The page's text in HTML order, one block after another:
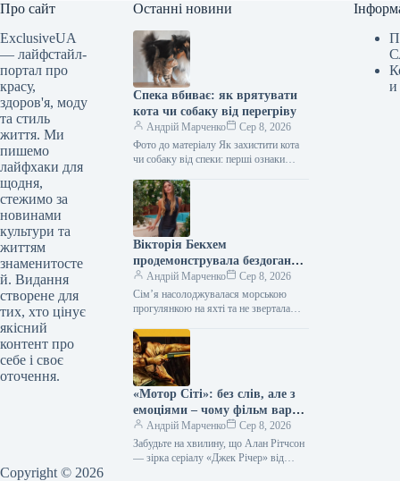
Про сайт
ExclusiveUA
— лайфстайл-
портал про
красу,
здоров'я, моду
та стиль
життя. Ми
пишемо
лайфхаки для
щодня,
стежимо за
новинами
культури та
життям
знаменитосте
й. Видання
створене для
тих, хто цінує
якісний
контент про
себе і своє
оточення.
Останні новини
Спека вбиває: як врятувати
кота чи собаку від перегріву
Андрій Марченко
Сер 8, 2026
Фото до матеріалу Як захистити кота
чи собаку від спеки: перші ознаки
порятунку життя тварини.…
Вікторія Бекхем
продемонструвала бездоганну
фігуру
Андрій Марченко
Сер 8, 2026
Сім’я насолоджувалася морською
прогулянкою на яхті та не звертала
Співачка, дизайнерка та блогерка
Вікторія Бекхем…
«Мотор Сіті»: без слів, але з
емоціями – чому фільм варто
побачити на великому екрані
Андрій Марченко
Сер 8, 2026
Забудьте на хвилину, що Алан Рітчсон
— зірка серіалу «Джек Річер» від
и
Copyright © 2026